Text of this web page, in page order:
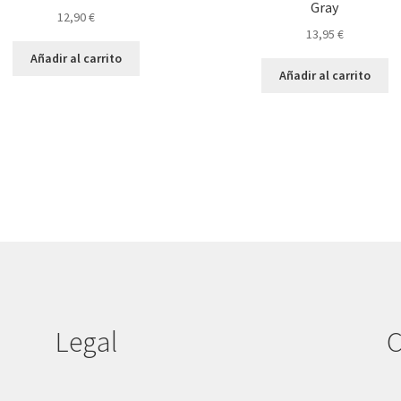
12,90€
Añadir al carrito
Gray
13,95 €
Añadir al carrito
Legal